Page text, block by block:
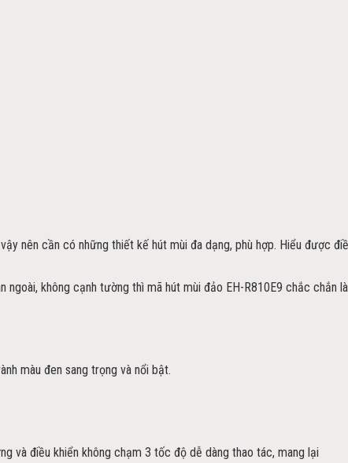
nên cần có những thiết kế hút mùi đa dạng, phù hợp. Hiểu được
không cạnh tường thì mã hút mùi đảo EH-R810E9 chắc chắn
màu đen sang trọng và nổi bật.
và điều khiển không chạm 3 tốc độ dễ dàng thao tác, mang lại